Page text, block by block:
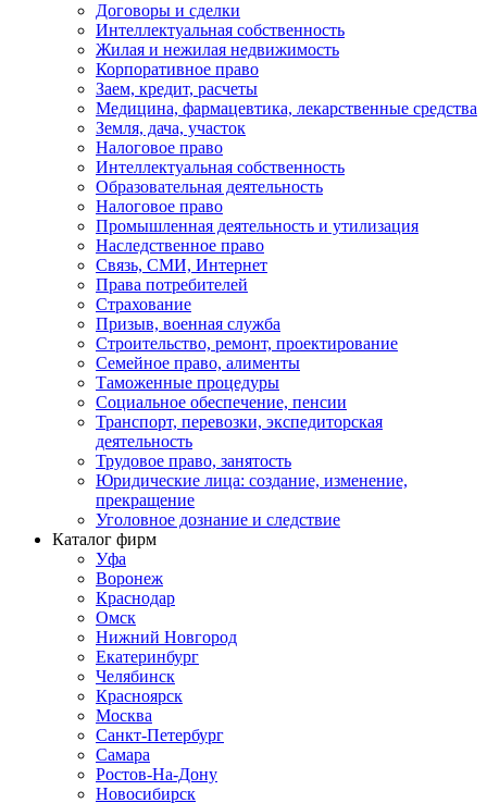
Договоры и сделки
Интеллектуальная собственность
Жилая и нежилая недвижимость
Корпоративное право
Заем, кредит, расчеты
Медицина, фармацевтика, лекарственные средства
Земля, дача, участок
Налоговое право
Интеллектуальная собственность
Образовательная деятельность
Налоговое право
Промышленная деятельность и утилизация
Наследственное право
Связь, СМИ, Интернет
Права потребителей
Страхование
Призыв, военная служба
Строительство, ремонт, проектирование
Семейное право, алименты
Таможенные процедуры
Социальное обеспечение, пенсии
Транспорт, перевозки, экспедиторская
деятельность
Трудовое право, занятость
Юридические лица: создание, изменение,
прекращение
Уголовное дознание и следствие
Каталог фирм
Уфа
Воронеж
Краснодар
Омск
Нижний Новгород
Екатеринбург
Челябинск
Красноярск
Москва
Санкт-Петербург
Самара
Ростов-На-Дону
Новосибирск